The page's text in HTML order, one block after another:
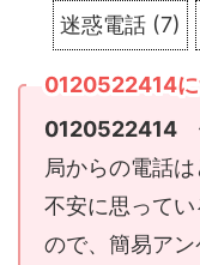
迷惑電話 (7)
0120522414に
0120522414
局からの電話は
不安に思って
ので、簡易ア